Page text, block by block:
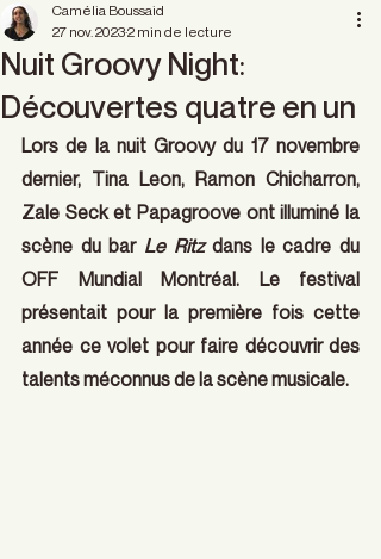
Nuit Groovy Night:
Découvertes quatre en un
Camélia Boussaid
27 nov. 20232 min de lecture
Lors de la nuit Groovy du 17 novembre
dernier, Tina Leon, Ramon Chicharron,
Zale Seck et Papagroove ont illuminé la
scène du bar Le Ritz dans le cadre du
OFF Mundial Montréal. Le festival
présentait pour la première fois cette
année ce volet pour faire découvrir des
talents méconnus de la scène musicale.